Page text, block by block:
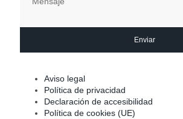
Enviar
Aviso legal
Política de privacidad
Declaración de accesibilidad
Política de cookies (UE)